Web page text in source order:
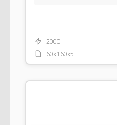
2000
60x160x5